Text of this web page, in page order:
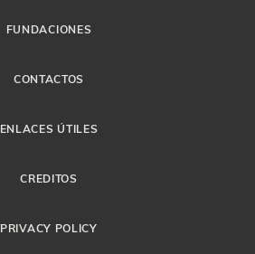
FUNDACIONES
CONTACTOS
ENLACES ÚTILES
CREDITOS
PRIVACY POLICY